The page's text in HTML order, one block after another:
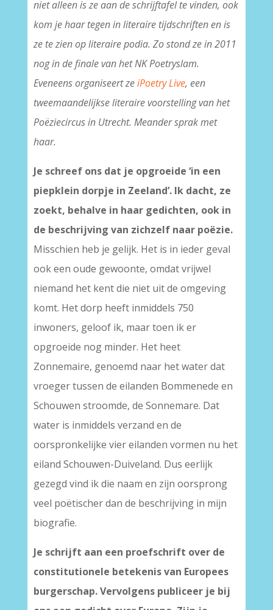
niet alleen is ze aan de schrijftafel te vinden, ook
kom je haar tegen in literaire tijdschriften en is
ze te zien op literaire podia. Zo stond ze in 2011
nog in de finale van het NK Poetryslam.
Eveneens organiseert zeiPoetry Live, een
tweemaandelijkse literaire voorstelling van het
Poëziecircus in Utrecht. Meander sprak met
haar.
Je schreef ons dat je opgroeide ‘in een
piepklein dorpje in Zeeland’. Ik dacht, ze
zoekt, behalve in haar gedichten, ook in
de beschrijving van zichzelf naar poëzie.
Misschien heb je gelijk. Het is in ieder geval
ook een oude gewoonte, omdat vrijwel
niemand het kent die niet uit de omgeving
komt. Het dorp heeft inmiddels 750
inwoners, geloof ik, maar toen ik er
opgroeide nog minder. Het heet
Zonnemaire, genoemd naar het water dat
vroeger tussen de eilanden Bommenede en
Schouwen stroomde, de Sonnemare. Dat
water is inmiddels verzand en de
oorspronkelijke vier eilanden vormen nu het
eiland Schouwen-Duiveland. Dus eerlijk
gezegd vind ik die naam en zijn oorsprong
veel poëtischer dan de beschrijving in mijn
biografie.
Je schrijft aan een proefschrift over de
constitutionele betekenis van Europees
burgerschap. Vervolgens publiceer je bij